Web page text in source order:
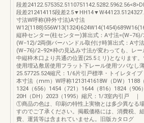
段差
段差212414115段差
寸法W呼称(枠外寸法)A寸法
縦枠センター(柱センター)算出式：A寸法
(W−12)/2両側バーハンドル取付け時算出式：A寸
(W−76)/2−92※枠の見込み寸法が変わっても、レ
中縦枠木口より共通の位置(25.5ミリ)となります
使用埋込敷居使用フラット下レール使用ツバなし
25.57725.524縮尺：1/6片引戸標準・トイレタイ
本寸法（mm）W呼称1213141618W（DW）1188（
1324（656）1454（721）1644（816）1824（906
20H（DH）2023（1995）縮尺：1/3室内引戸
①商品の色は、印刷の特性上実物とは多少異なる
すのでご了承ください。掲載価格には、消費税、
費、運賃等は含まれていません。旧版カタログ